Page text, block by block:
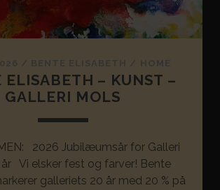
ELISABETH – KUNST –
GALLERI MOLS
2026 Jubilæumsår for Galleri
år Vi elsker fest og farver! Bente
galleriets 20 år med 20 % på